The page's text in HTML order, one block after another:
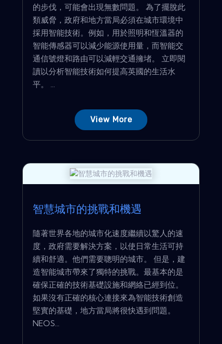
的步伐，可能會出現無數問題。 為了擺脫此
類威脅，政府和地方當局必須在城市環境中
採用智能技術。例如，用於照明和恆溫器的
智能傳感器可以減少能源使用量，而智能交
通信號燈和路由可以減輕交通擁堵。 立即閱
讀以分析智能技術如何提高英國的生活水
平。 ...
View More
智慧城市的挑戰和機遇
隨著世界各地的城市化速度繼續以驚人的速
度，政府需要解決方案，以使日常生活可持
續和舒適。他們需要聰明的城市。 但是，建
造智能城市帶來了獨特的挑戰。最基本的是
確保正確的技術基礎設施和網絡已經到位。
如果沒有正確的核心連接來為智能技術創造
堅實的基礎，地方當局將很快遇到問題。
NEOS...